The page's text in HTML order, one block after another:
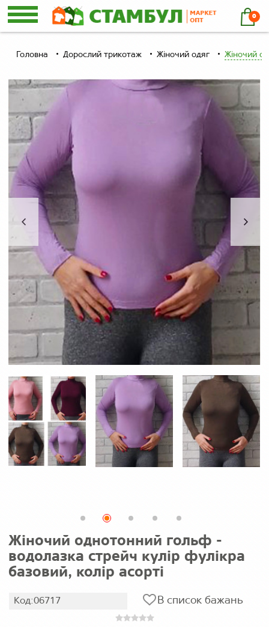
0
Головна Дорослий трикотаж Жіночий одяг Жіночий
Жіночий однотонний гольф -
водолазка стрейч кулір фулікра
базовий, колір асорті
Код:06717 В список бажань